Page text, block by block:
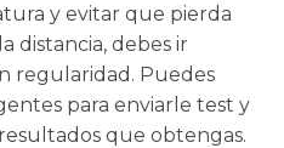
y evitar que pierda
distancia, debes ir
regularidad. Puedes
para enviarle test y
que obtengas.